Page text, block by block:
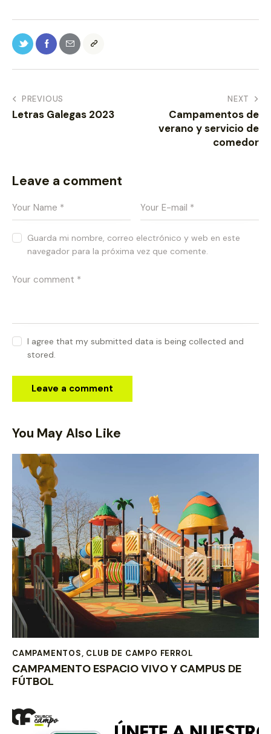
PREVIOUS
Letras Galegas 2023
NEXT
Campamentos de
verano y servicio de
comedor
Leave a comment
Guarda mi nombre, correo electrónico y web en este
navegador para la próxima vez que comente.
I agree that my submitted data is being collected and
stored.
You May Also Like
CAMPAMENTOS, CLUB DE CAMPO FERROL
CAMPAMENTO ESPACIO VIVO Y CAMPUS DE
FÚTBOL